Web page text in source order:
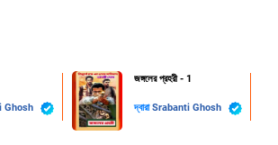
Ghosh
জঙ্গলের প্রহরী - 1
দ্বারাSrabanti Ghosh